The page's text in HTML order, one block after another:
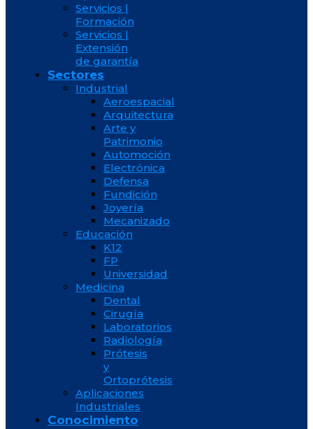
Servicios |
Formación
Servicios |
Extensión
de garantía
Sectores
Industrial
Aeroespacial
Arquitectura
Arte y
Patrimonio
Automoción
Electrónica
Defensa
Fundición
Joyería
Mecanizado
Educación
K12
FP
Universidad
Medicina
Dental
Cirugía
Laboratorios
Radiología
Prótesis
y
Ortoprótesis
Aplicaciones
Industriales
Conocimiento